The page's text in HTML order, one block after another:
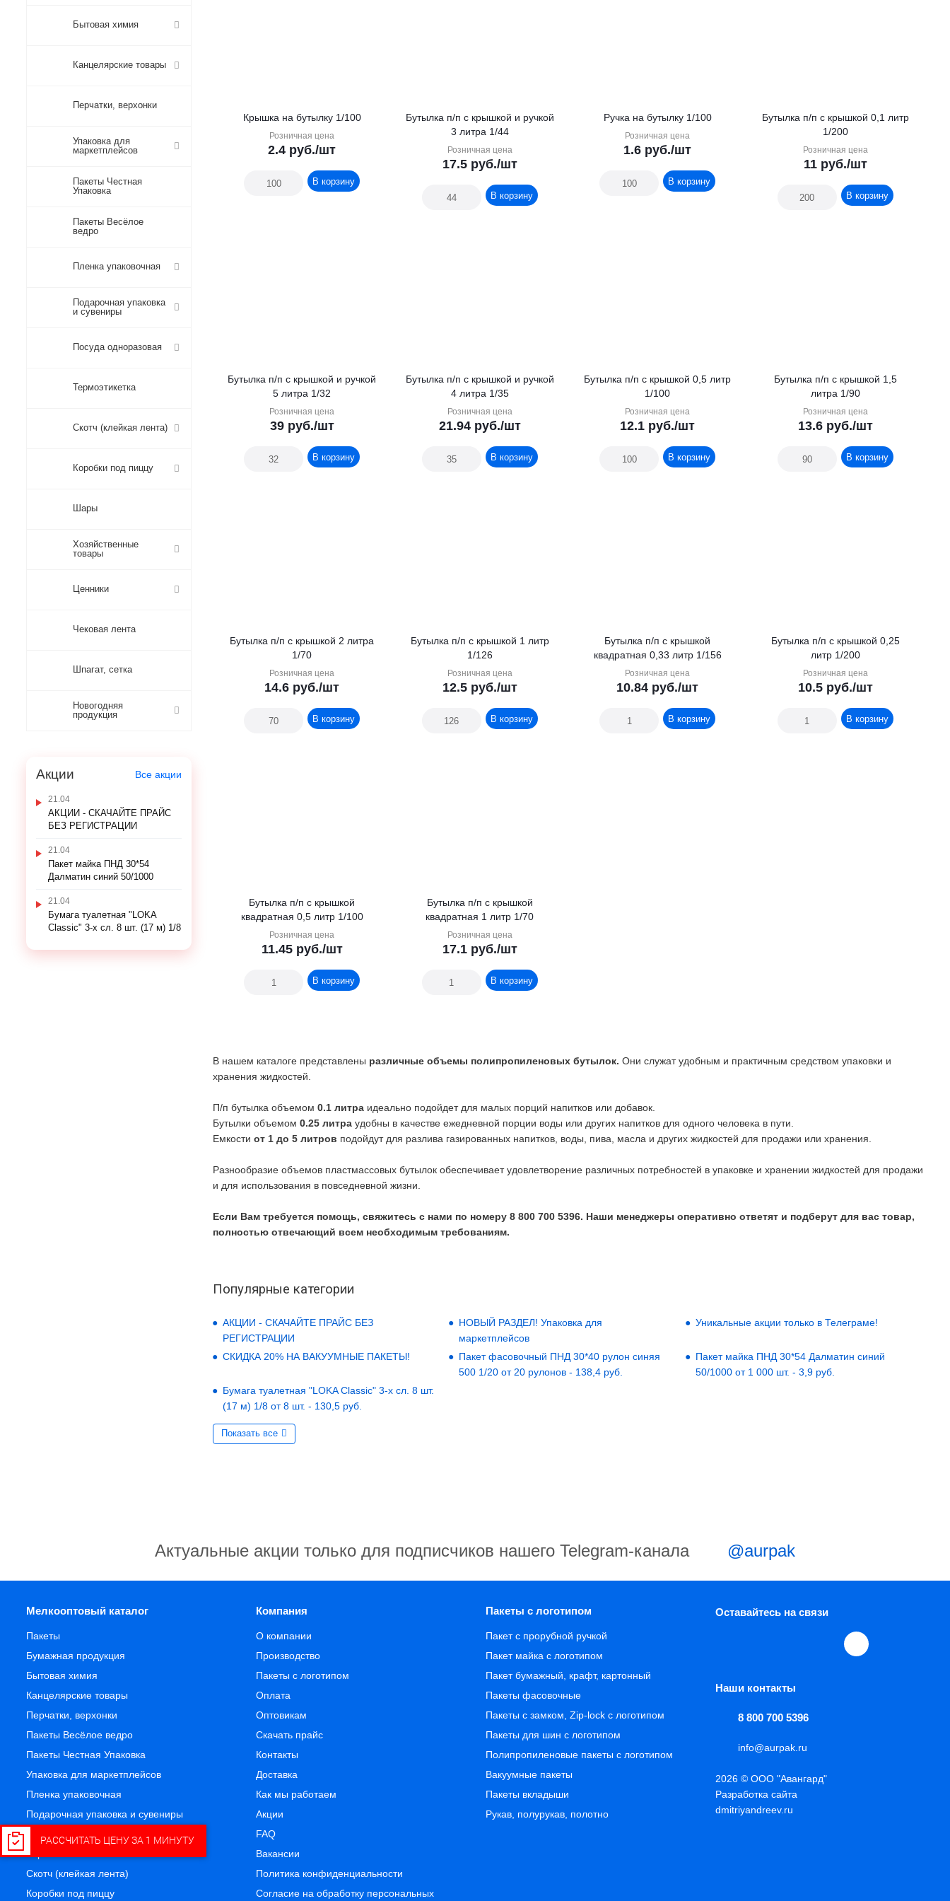
Крышка на бутылку 1/100
Розничная цена
2.4 руб./шт
В корзину
Бутылка п/п с крышкой и ручкой
3 литра 1/44
Розничная цена
17.5руб./шт
В корзину
Ручка на бутылку 1/100
Розничная цена
1.6 руб./шт
В корзину
Бутылка п/п с крышкой 0,1 литр
1/200
Розничная цена
11руб./шт
В корзину
Бутылка п/п с крышкой и ручкой
5 литра 1/32
Розничная цена
39руб./шт
В корзину
Бутылка п/п с крышкой и ручкой
4 литра 1/35
Розничная цена
21.94руб./шт
В корзину
Бутылка п/п с крышкой 0,5 литр
1/100
Розничная цена
12.1 руб./шт
В корзину
Бутылка п/п с крышкой 1,5
литра 1/90
Розничная цена
13.6руб./шт
В корзину
Бутылка п/п с крышкой 2 литра
1/70
Розничная цена
14.6 руб./шт
В корзину
Бутылка п/п с крышкой 1 литр
1/126
Розничная цена
12.5руб./шт
В корзину
Бутылка п/п с крышкой
квадратная 0,33 литр 1/156
Розничная цена
10.84 руб./шт
В корзину
Бутылка п/п с крышкой 0,25
литр 1/200
Розничная цена
10.5руб./шт
В корзину
Бутылка п/п с крышкой
квадратная 0,5 литр 1/100
Розничная цена
11.45руб./шт
В корзину
Бутылка п/п с крышкой
квадратная 1 литр 1/70
Розничная цена
17.1руб./шт
В корзину
В нашем каталоге представлены различные объемы полипропиленовых бутылок. Они служат удобным и практичным средством упаковки и
хранения жидкостей.
П/п бутылка объемом 0.1 литра идеально подойдет для малых порций напитков или добавок.
Бутылки объемом 0.25 литра удобны в качестве ежедневной порции воды или других напитков для одного человека в пути.
Емкости от 1 до 5 литров подойдут для разлива газированных напитков, воды, пива, масла и других жидкостей для продажи или хранения.
Разнообразие объемов пластмассовых бутылок обеспечивает удовлетворение различных потребностей в упаковке и хранении жидкостей для продажи
и для использования в повседневной жизни.
Если Вам требуется помощь, свяжитесь с нами по номеру 8 800 700 5396. Наши менеджеры оперативно ответят и подберут для вас товар,
полностью отвечающий всем необходимым требованиям.
Популярные категории
АКЦИИ - СКАЧАЙТЕ ПРАЙС БЕЗ
РЕГИСТРАЦИИ
НОВЫЙ РАЗДЕЛ! Упаковка для
маркетплейсов
Уникальные акции только в Телеграме!
СКИДКА 20% НА ВАКУУМНЫЕ ПАКЕТЫ!
Пакет фасовочный ПНД 30*40 рулон синяя
500 1/20 от 20 рулонов - 138,4 руб.
Пакет майка ПНД 30*54 Далматин синий
50/1000 от 1 000 шт. - 3,9 руб.
Бумага туалетная "LOKA Classic" 3-х сл. 8 шт.
(17 м) 1/8 от 8 шт. - 130,5 руб.
Показать все
Бытовая химия
Канцелярские товары
Перчатки, верхонки
Упаковка для
маркетплейсов
Пакеты Честная
Упаковка
Пакеты Весёлое
ведро
Пленка упаковочная
Подарочная упаковка
и сувениры
Посуда одноразовая
Термоэтикетка
Скотч (клейкая лента)
Коробки под пиццу
Шары
Хозяйственные
товары
Ценники
Чековая лента
Шпагат, сетка
Новогодняя
продукция
Акции Все акции
21.04
АКЦИИ - СКАЧАЙТЕ ПРАЙС
БЕЗ РЕГИСТРАЦИИ
21.04
Пакет майка ПНД 30*54
Далматин синий 50/1000
21.04
Бумага туалетная "LOKA
Classic" 3-х сл. 8 шт. (17 м) 1/8
Актуальные акции только для подписчиков нашего Telegram-канала @aurpak
Мелкооптовый каталог
Пакеты
Бумажная продукция
Бытовая химия
Канцелярские товары
Перчатки, верхонки
Пакеты Весёлое ведро
Пакеты Честная Упаковка
Упаковка для маркетплейсов
Пленка упаковочная
Подарочная упаковка и сувениры
Термоэтикетка
Скотч (клейкая лента)
Коробки под пиццу
Компания
О компании
Производство
Пакеты с логотипом
Оплата
Оптовикам
Скачать прайс
Контакты
Доставка
Как мы работаем
Акции
FAQ
Вакансии
Политика конфиденциальности
Согласие на обработку персональных
Пакеты с логотипом
Пакет с прорубной ручкой
Пакет майка с логотипом
Пакет бумажный, крафт, картонный
Пакеты фасовочные
Пакеты с замком, Zip-lock с логотипом
Пакеты для шин с логотипом
Полипропиленовые пакеты с логотипом
Вакуумные пакеты
Пакеты вкладыши
Рукав, полурукав, полотно
Оставайтесь на связи
Наши контакты
8 800 700 5396
info@aurpak.ru
2026 © ООО "Авангард"
Разработка сайта
dmitriyandreev.ru
РАССЧИТАТЬ ЦЕНУ ЗА 1 МИНУТУ